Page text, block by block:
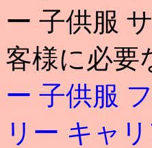
ー 子供服
客様に必要
ー 子供服
リー キャ